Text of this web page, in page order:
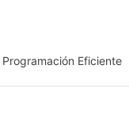
Eficiente